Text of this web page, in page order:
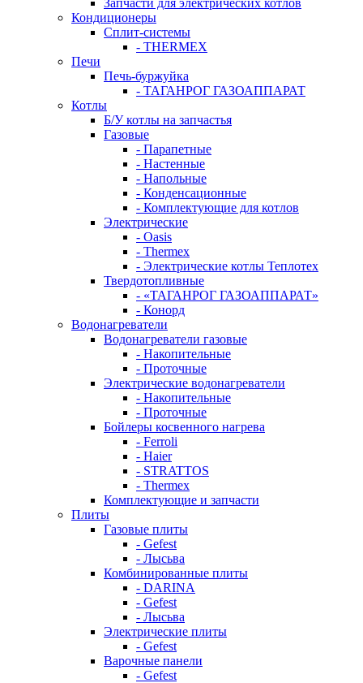
Запчасти для электрических котлов
Кондиционеры
Сплит-системы
- THERMEX
Печи
Печь-буржуйка
- ТАГАНРОГ ГАЗОАППАРАТ
Котлы
Б/У котлы на запчастья
Газовые
- Парапетные
- Настенные
- Напольные
- Конденсационные
- Комплектующие для котлов
Электрические
- Oasis
- Thermex
- Электрические котлы Теплотех
Твердотопливные
- «ТАГАНРОГ ГАЗОАППАРАТ»
- Конорд
Водонагреватели
Водонагреватели газовые
- Накопительные
- Проточные
Электрические водонагреватели
- Накопительные
- Проточные
Бойлеры косвенного нагрева
- Ferroli
- Haier
- STRATTOS
- Thermex
Комплектующие и запчасти
Плиты
Газовые плиты
- Gefest
- Лысьва
Комбинированные плиты
- DARINA
- Gefest
- Лысьва
Электрические плиты
- Gefest
Варочные панели
- Gefest